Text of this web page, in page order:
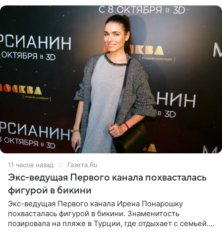
11 часов назад Газета.Ru
Экс-ведущая Первого канала похвасталась
фигурой в бикини
Экс-ведущая Первого канала Ирена Понарошку
похвасталась фигурой в бикини. Знаменитость
позировала на пляже в Турции, где отдыхает с семьей.